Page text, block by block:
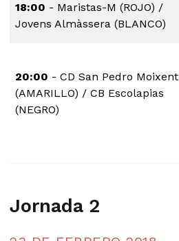
18:00 - Maristas-M (ROJO) /
Jovens Almàssera (BLANCO)
20:00 - CD San Pedro Moixent
(AMARILLO) / CB Escolapias
(NEGRO)
Jornada 2